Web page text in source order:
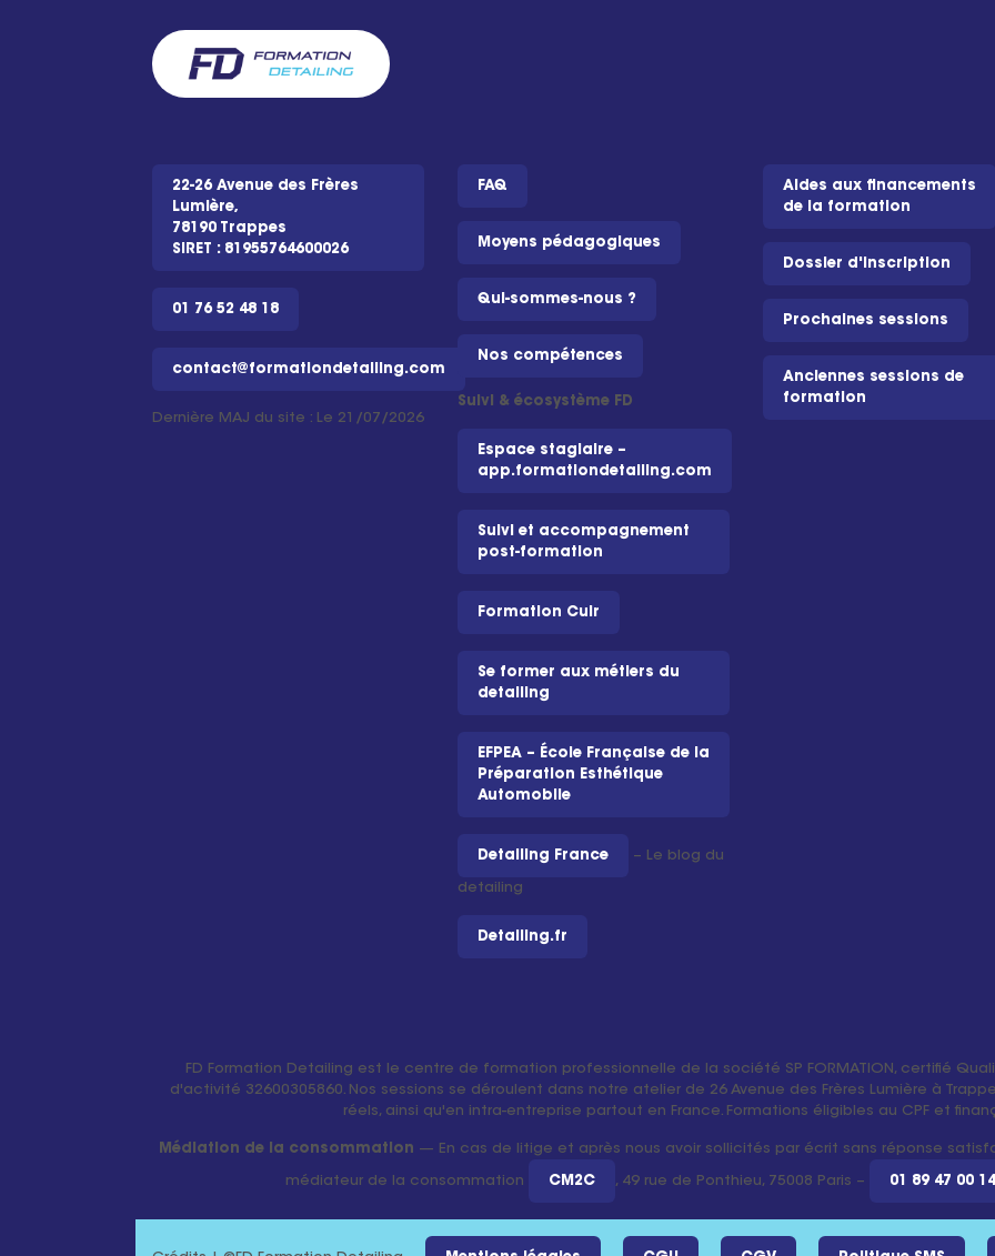
22-26 Avenue des Frères
Lumière,
78190 Trappes
SIRET : 81955764600026
01 76 52 48 18
contact@formationdetailing.com
Dernière MAJ du site : Le 21/07/2026
FAQ
Moyens pédagogiques
Qui-sommes-nous ?
Nos compétences
Suivi & écosystème FD
Espace stagiaire –
app.formationdetailing.com
Suivi et accompagnement
post-formation
Formation Cuir
Se former aux métiers du
detailing
EFPEA – École Française de la
Préparation Esthétique
Automobile
Detailing France – Le blog du
detailing
Detailing.fr
Aides aux financements
de la formation
Dossier d'inscription
Prochaines sessions
Anciennes sessions de
formation
FD Formation Detailing est le centre de formation professionnelle de la société SP FORMATION, certifié
d'activité 32600305860. Nos sessions se déroulent dans notre atelier de 26 Avenue des Frères Lumière à
réels, ainsi qu'en intra-entreprise partout en France. Formations éligibles au CPF et
Médiation de la consommation — En cas de litige et après nous avoir sollicités par écrit sans réponse
médiateur de la consommation CM2C , 49 rue de Ponthieu, 75008 Paris – 01 89 47 00 14